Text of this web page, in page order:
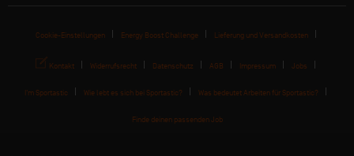
Cookie-Einstellungen Energy Boost Challenge Lieferung und Versandkosten
Kontakt Widerrufsrecht Datenschutz AGB Impressum Jobs
I'm Sportastic Wie lebt es sich bei Sportastic? Was bedeutet Arbeiten für Sportastic?
Finde deinen passenden Job